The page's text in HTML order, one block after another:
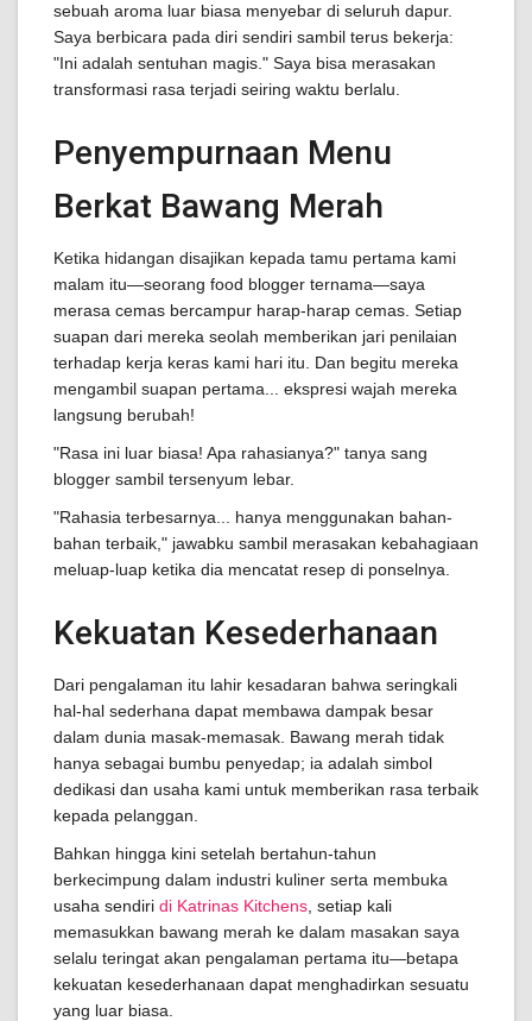
sebuah aroma luar biasa menyebar di seluruh dapur.
Saya berbicara pada diri sendiri sambil terus bekerja:
"Ini adalah sentuhan magis." Saya bisa merasakan
transformasi rasa terjadi seiring waktu berlalu.
Penyempurnaan Menu
Berkat Bawang Merah
Ketika hidangan disajikan kepada tamu pertama kami
malam itu—seorang food blogger ternama—saya
merasa cemas bercampur harap-harap cemas. Setiap
suapan dari mereka seolah memberikan jari penilaian
terhadap kerja keras kami hari itu. Dan begitu mereka
mengambil suapan pertama... ekspresi wajah mereka
langsung berubah!
"Rasa ini luar biasa! Apa rahasianya?" tanya sang
blogger sambil tersenyum lebar.
"Rahasia terbesarnya... hanya menggunakan bahan-
bahan terbaik," jawabku sambil merasakan kebahagiaan
meluap-luap ketika dia mencatat resep di ponselnya.
Kekuatan Kesederhanaan
Dari pengalaman itu lahir kesadaran bahwa seringkali
hal-hal sederhana dapat membawa dampak besar
dalam dunia masak-memasak. Bawang merah tidak
hanya sebagai bumbu penyedap; ia adalah simbol
dedikasi dan usaha kami untuk memberikan rasa terbaik
kepada pelanggan.
Bahkan hingga kini setelah bertahun-tahun
berkecimpung dalam industri kuliner serta membuka
usaha sendiri di Katrinas Kitchens , setiap kali
memasukkan bawang merah ke dalam masakan saya
selalu teringat akan pengalaman pertama itu—betapa
kekuatan kesederhanaan dapat menghadirkan sesuatu
yang luar biasa.